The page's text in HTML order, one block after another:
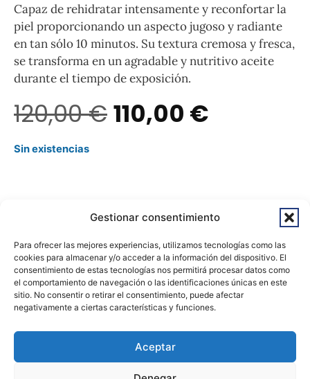
Gestionar consentimiento
Para ofrecer las mejores experiencias, utilizamos tecnologías como las
cookies para almacenar y/o acceder a la información del dispositivo. El
consentimiento de estas tecnologías nos permitirá procesar datos como
el comportamiento de navegación o las identificaciones únicas en este
sitio. No consentir o retirar el consentimiento, puede afectar
negativamente a ciertas características y funciones.
Aceptar
Capaz de rehidratar intensamente y reconfortar la
piel proporcionando un aspecto jugoso y radiante
en tan sólo 10 minutos. Su textura cremosa y fresca,
se transforma en un agradable y nutritivo aceite
durante el tiempo de exposición.
120,00€110,00 €
Sin existencias
© 2026 - Todos los derechos reservados
Aviso Legal
Política De Devoluciones Y Reembolsos